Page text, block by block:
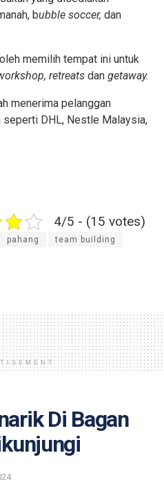
bubble soccer, dan
memilih tempat ini untuk
retreats dan getaway.
menerima pelanggan
DHL, Nestle Malaysia,
4/5 - (15 votes)
pahang team building
Di Bagan